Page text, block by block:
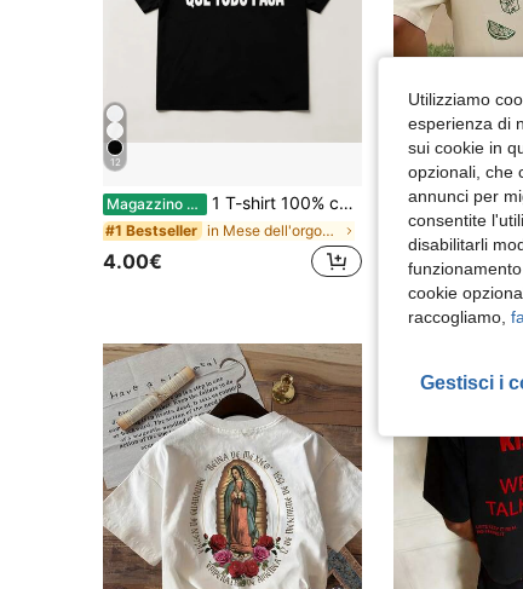
12
Magazzino EU 1 T-shirt 100% cotone, stampa sul retro in nero grassetto con la citazione spagnola "Vive Feliz Que Todo Pasa", maniche corte, outfit estivo minimalista in stile latino.
#1 Bestseller in Mese dell'orgoglio T-shirt da uomo
4.00€ 8.32€
Utilizziamo
esperienza di
sui cookie in
opzionali, che
annunci per
consentite
disabilitarli
cookie
raccogliamo,
Gestisci i